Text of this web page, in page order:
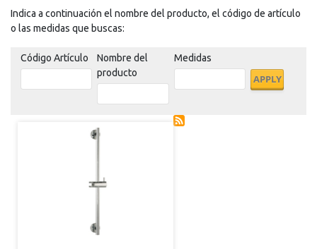
Indica a continuación el nombre del producto, el código de artículo
o las medidas que buscas:
Código Artículo
Nombre del
producto
Medidas